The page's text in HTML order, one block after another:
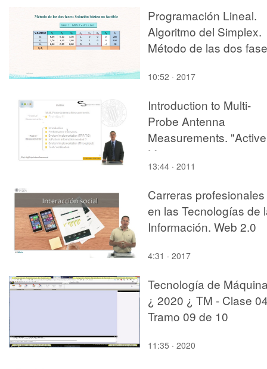
Programación Lineal.
Algoritmo del Simplex.
Método de las dos
10:52 · 2017
Introduction to Multi-
Probe Antenna
Measurements.
Measurements
13:44 · 2011
Carreras profesionales
en las Tecnologías de
Información. Web 2.0
4:31 · 2017
Tecnología de
¿ 2020 ¿ TM - Clase
Tramo 09 de 10
11:35 · 2020